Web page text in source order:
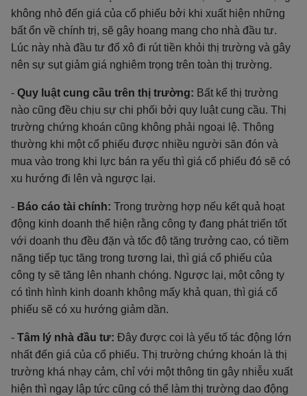
không nhỏ đến giá của cổ phiếu bởi khi xuất hiện những
bất ổn về chính trị, sẽ gây hoang mang cho nhà đầu tư.
Lúc này nhà đầu tư đổ xô đi rút tiền khỏi thị trường và gây
nên sự sụt giảm giá nghiêm trọng trên toàn thị trường.
- Quy luật cung cầu trên thị trường: Bất kể thị trường
nào cũng đều chịu sự chi phối bởi quy luật cung cầu. Thị
trường chứng khoán cũng không phải ngoại lệ. Thông
thường khi một cổ phiếu được nhiều người săn đón và
mua vào trong khi lực bán ra yếu thì giá cổ phiếu đó sẽ có
xu hướng đi lên và ngược lại.
- Báo cáo tài chính: Trong trường hợp nếu kết quả hoạt
động kinh doanh thể hiện rằng công ty đang phát triển tốt
với doanh thu đều đặn và tốc độ tăng trưởng cao, có tiềm
năng tiếp tục tăng trong tương lai, thì giá cổ phiếu của
công ty sẽ tăng lên nhanh chóng. Ngược lại, một công ty
có tình hình kinh doanh không mấy khả quan, thì giá cổ
phiếu sẽ có xu hướng giảm dần.
- Tâm lý nhà đầu tư: Đây được coi là yếu tố tác động lớn
nhất đến giá của cổ phiếu. Thị trường chứng khoán là thị
trường khá nhạy cảm, chỉ với một thông tin gây nhiễu xuất
hiện thì ngay lập tức cũng có thể làm thị trường dao động